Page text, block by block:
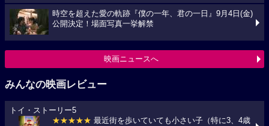
時空を超えた愛の軌跡『僕の一年、君の一日』9月4日(金)
公開決定！場面写真一挙解禁
映画ニュースへ
みんなの映画レビュー
トイ・ストーリー5
★★★★★ 最近街を歩いていても小さい子（特に3、4歳